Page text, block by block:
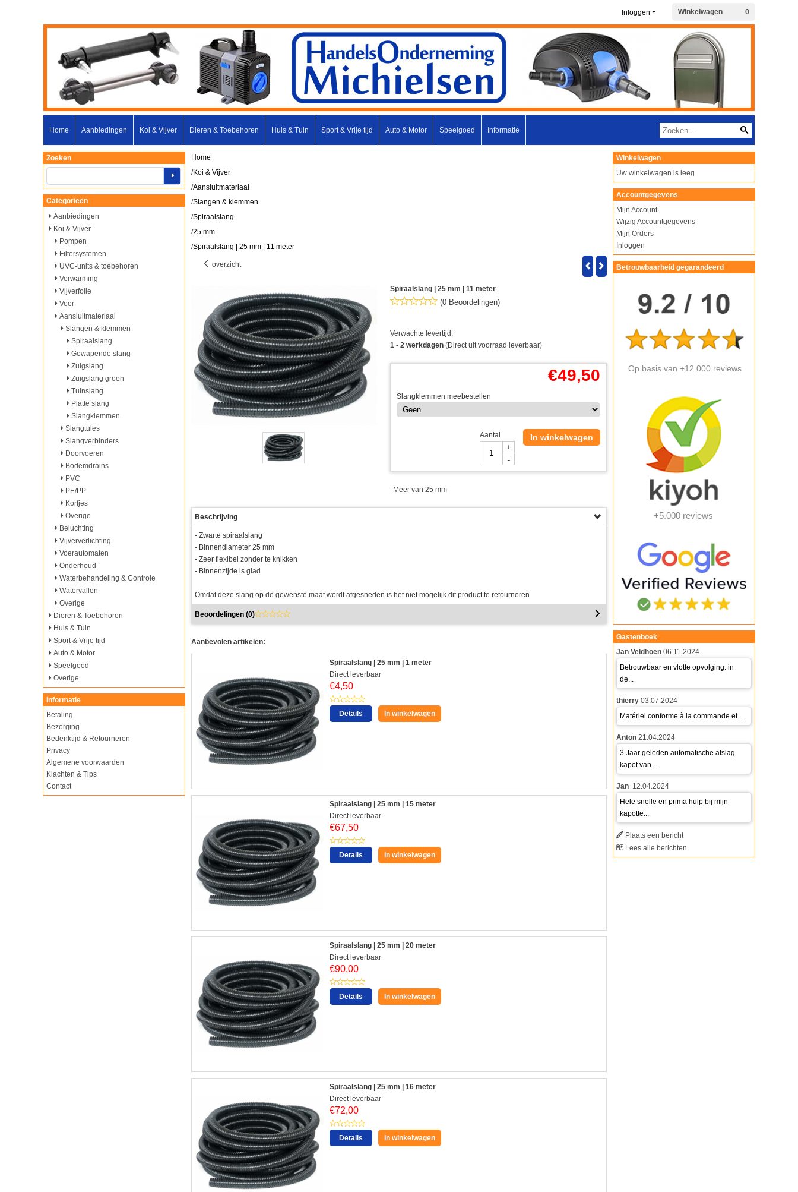
Winkelwagen 0
Inloggen
Home Aanbiedingen Koi & Vijver Dieren & Toebehoren Huis & Tuin Sport & Vrije tijd Auto & Motor Speelgoed Informatie
Zoeken
Categorieën
Aanbiedingen
Koi & Vijver
Pompen
Filtersystemen
UVC-units & toebehoren
Verwarming
Vijverfolie
Voer
Aansluitmateriaal
Slangen & klemmen
Spiraalslang
Gewapende slang
Zuigslang
Zuigslang groen
Tuinslang
Platte slang
Slangklemmen
Slangtules
Slangverbinders
Doorvoeren
Bodemdrains
PVC
PE/PP
Korfjes
Overige
Beluchting
Vijververlichting
Voerautomaten
Onderhoud
Waterbehandeling & Controle
Watervallen
Overige
Dieren & Toebehoren
Huis & Tuin
Sport & Vrije tijd
Auto & Motor
Speelgoed
Overige
Informatie
Betaling
Bezorging
Bedenktijd & Retourneren
Privacy
Algemene voorwaarden
Klachten & Tips
Contact
Home
/Koi & Vijver
/Aansluitmateriaal
/Slangen & klemmen
/Spiraalslang
/25 mm
/Spiraalslang | 25 mm | 11 meter
overzicht
Spiraalslang | 25 mm | 11 meter
(0 Beoordelingen)
Verwachte levertijd:
1 - 2 werkdagen (Direct uit voorraad leverbaar)
€49,50
Slangklemmen meebestellen
Aantal
+
-
In winkelwagen
Meer van 25 mm
Beschrijving
- Zwarte spiraalslang
- Binnendiameter 25 mm
- Zeer flexibel zonder te knikken
- Binnenzijde is glad
Omdat deze slang op de gewenste maat wordt afgesneden is het niet mogelijk dit product te retourneren.
Beoordelingen (0)
Aanbevolen artikelen:
Spiraalslang | 25 mm | 1 meter
Direct leverbaar
€4,50
Details In winkelwagen
Spiraalslang | 25 mm | 15 meter
Direct leverbaar
€67,50
Details In winkelwagen
Spiraalslang | 25 mm | 20 meter
Direct leverbaar
€90,00
Details In winkelwagen
Spiraalslang | 25 mm | 16 meter
Direct leverbaar
€72,00
Details In winkelwagen
Winkelwagen
Uw winkelwagen is leeg
Accountgegevens
Mijn Account
Wijzig Accountgegevens
Mijn Orders
Inloggen
Betrouwbaarheid gegarandeerd
Op basis van +12.000 reviews
+5.000 reviews
Gastenboek
Jan Veldhoen 06.11.2024
Betrouwbaar en vlotte opvolging: in
de...
thierry 03.07.2024
Matériel conforme à la commande et...
Anton 21.04.2024
3 Jaar geleden automatische afslag
kapot van...
Jan 12.04.2024
Hele snelle en prima hulp bij mijn
kapotte...
Plaats een bericht
Lees alle berichten